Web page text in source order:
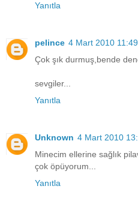
Yanıtla
pelince 4 Mart 2010 11:49
Çok şık durmuş,bende
sevgiler...
Yanıtla
Unknown 4 Mart 2010
Minecim ellerine sağlık
çok öpüyorum...
Yanıtla